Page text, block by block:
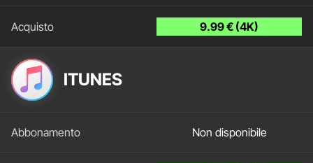
9.99 € (4K)
ITUNES
Non disponibile